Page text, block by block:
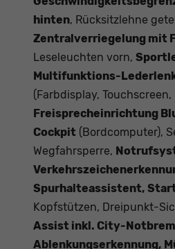
hinten, Rücksitzlehne
Zentralverriegelung mit
Leseleuchten vorn,
Multifunktions-
(Farbdisplay,
Freisprecheinrichtung
Cockpit (Bordcomputer),
Wegfahrsperre,
Spurhalteassistent,
Kopfstützen, Dreipunkt-
Assist inkl. City-
Ablenkungserkennung,